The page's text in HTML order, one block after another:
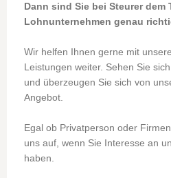
Dann sind Sie bei Steurer dem
Lohnunternehmen genau
Wir helfen Ihnen gerne mit
Leistungen weiter. Sehen Sie
und überzeugen Sie sich von
Angebot.
Egal ob Privatperson oder
uns auf, wenn Sie Interesse an
haben.